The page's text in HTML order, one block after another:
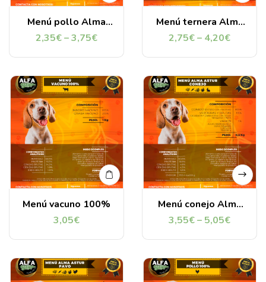
Menú pollo Alma
Astur
2,35€–3,75€
Menú ternera Alma
Astur
2,75€– 4,20€
Menú vacuno 100%
3,05€
Menú conejo Alma
Astur
3,55€– 5,05€